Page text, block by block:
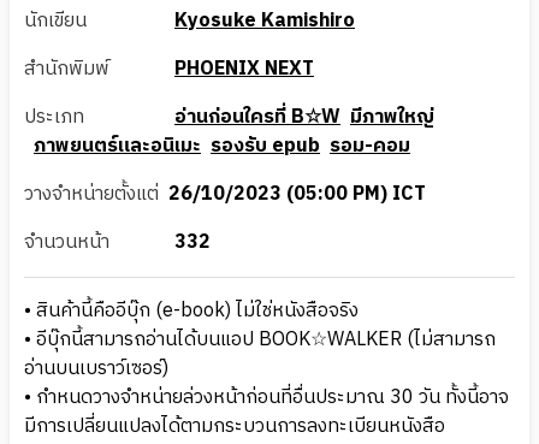
นักเขียน
Kyosuke Kamishiro
สำนักพิมพ์
PHOENIX NEXT
ประเภท
อ่านก่อนใครที่ B☆W มีภาพใหญ่
ภาพยนตร์และอนิเมะ รองรับ epub รอม-คอม
วางจำหน่ายตั้งแต่ 26/10/2023 (05:00 PM) ICT
จำนวนหน้า
332
• สินค้านี้คืออีบุ๊ก (e-book) ไม่ใช่หนังสือจริง
• อีบุ๊กนี้สามารถอ่านได้บนแอป BOOK☆WALKER (ไม่สามารถ
อ่านบนเบราว์เซอร์)
• กำหนดวางจำหน่ายล่วงหน้าก่อนที่อื่นประมาณ 30 วัน ทั้งนี้อาจ
มีการเปลี่ยนแปลงได้ตามกระบวนการลงทะเบียนหนังสือ